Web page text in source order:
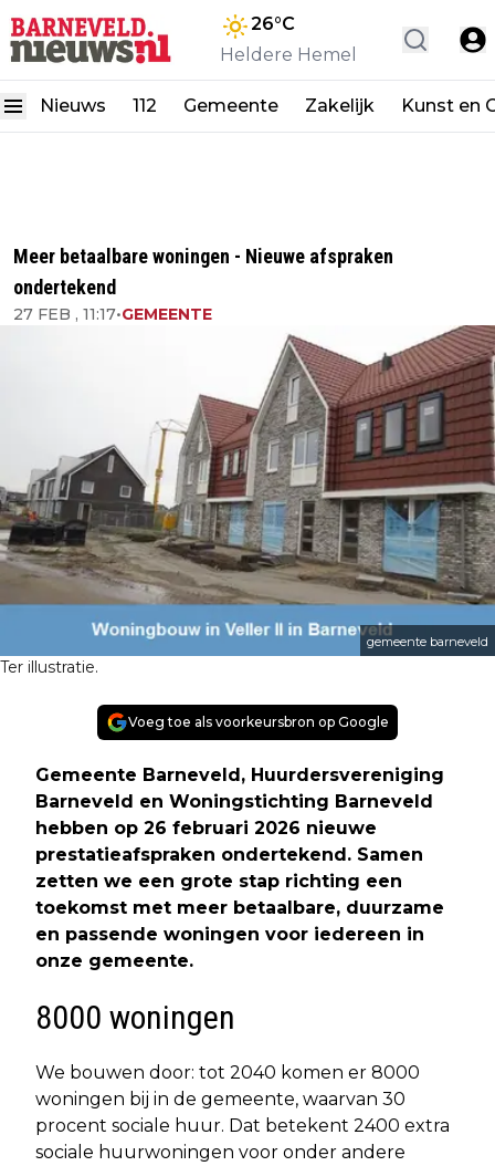
26°C
Heldere Hemel
Nieuws 112 Gemeente Zakelijk Kunst en
Meer betaalbare woningen - Nieuwe afspraken
ondertekend
27 FEB , 11:17•GEMEENTE
gemeente barneveld
Ter illustratie.
Voeg toe als voorkeursbron op Google
Gemeente Barneveld, Huurdersvereniging
Barneveld en Woningstichting Barneveld
hebben op 26 februari 2026 nieuwe
prestatieafspraken ondertekend. Samen
zetten we een grote stap richting een
toekomst met meer betaalbare, duurzame
en passende woningen voor iedereen in
onze gemeente.
8000 woningen
We bouwen door: tot 2040 komen er 8000
woningen bij in de gemeente, waarvan 30
procent sociale huur. Dat betekent 2400 extra
sociale huurwoningen voor onder andere